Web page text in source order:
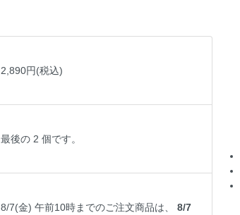
2,890円(税込)
最後の 2 個です。
8/7(金) 午前10時までのご注文商品は、8/7